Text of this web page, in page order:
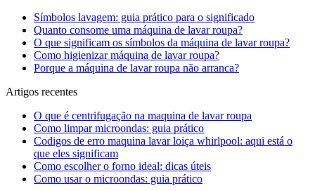
Símbolos lavagem: guia prático para o significado
Quanto consome uma máquina de lavar roupa?
O que significam os símbolos da máquina de lavar roupa?
Como higienizar máquina de lavar roupa?
Porque a máquina de lavar roupa não arranca?
Artigos recentes
O que é centrifugação na maquina de lavar roupa
Como limpar microondas: guia prático
Codigos de erro maquina lavar loiça whirlpool: aqui está o
que eles significam
Como escolher o forno ideal: dicas úteis
Como usar o microondas: guia prático